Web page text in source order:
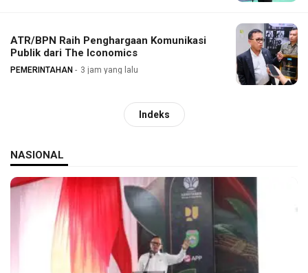
ATR/BPN Raih Penghargaan Komunikasi
Publik dari The Iconomics
PEMERINTAHAN 3 jam yang lalu
Indeks
NASIONAL